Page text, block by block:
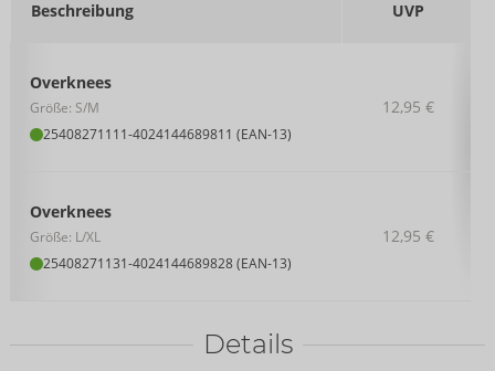
Beschreibung UVP
Overknees
Größe: S/M
25408271111-4024144689811 (EAN-13)
12,95 €
Overknees
Größe: L/XL
25408271131-4024144689828 (EAN-13)
12,95 €
Details